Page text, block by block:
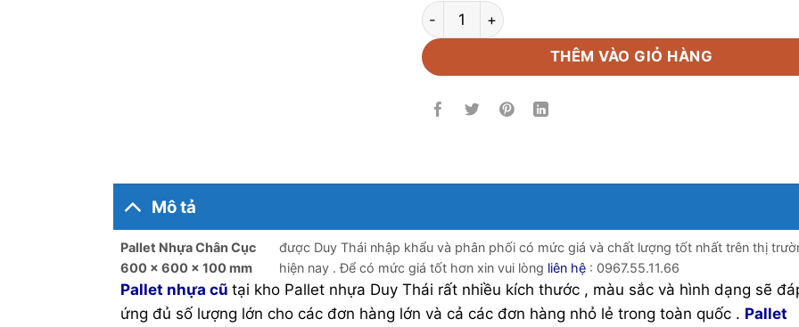
Pallet Nhựa Chân Cục 600 x 600 x 100 mm số lượng
THÊM VÀO GIỎ HÀNG
Mô tả
Pallet Nhựa Chân Cục
600 x 600 x 100 mm
được Duy Thái nhập khẩu và phân phối có mức giá và chất lượng tốt nhất trên thị
hiện nay . Để có mức giá tốt hơn xin vui lòng liên hệ : 0967.55.11.66
Pallet nhựa cũ tại kho Pallet nhựa Duy Thái rất nhiều kích thước , màu sắc và hình dạng sẽ
ứng đủ số lượng lớn cho các đơn hàng lớn và cả các đơn hàng nhỏ lẻ trong toàn quốc . Pallet